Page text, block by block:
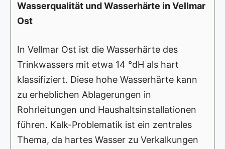
Wasserqualität und Wasserhärte in Vellmar
Ost
In Vellmar Ost ist die Wasserhärte des
Trinkwassers mit etwa 14 °dH als hart
klassifiziert. Diese hohe Wasserhärte kann
zu erheblichen Ablagerungen in
Rohrleitungen und Haushaltsinstallationen
führen. Kalk-Problematik ist ein zentrales
Thema, da hartes Wasser zu Verkalkungen